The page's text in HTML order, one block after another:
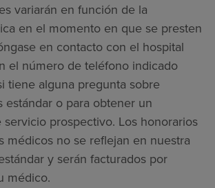
variarán en función de la
en el momento en que se presten
en contacto con el hospital
el número de teléfono indicado
tiene alguna pregunta sobre
estándar o para obtener un
prospectivo. Los honorarios
médicos no se reflejan en nuestra
y serán facturados por
médico.